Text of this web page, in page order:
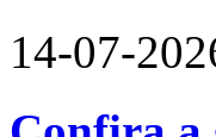
14-07-